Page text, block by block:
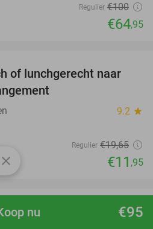
€95
nu
Regulier €100
€64,95
39%
of lunchgerecht naar
9.2 star
Regulier €19,65
€11 ,95
55%
keuze (30 of 60
close